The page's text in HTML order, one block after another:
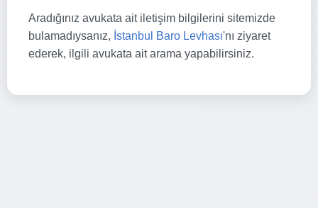
Aradığınız avukata ait iletişim bilgilerini sitemizde
bulamadıysanız, İstanbul Baro Levhası'nı ziyaret
ederek, ilgili avukata ait arama yapabilirsiniz.